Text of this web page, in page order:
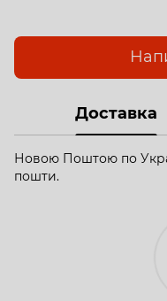
Доставка
Новою Поштою по
пошти.